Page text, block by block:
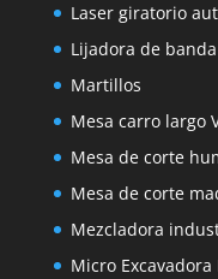
Laser giratorio
Lijadora de banda
Martillos
Mesa carro largo
Mesa de corte
Mesa de corte
Mezcladora
Micro Excavadora